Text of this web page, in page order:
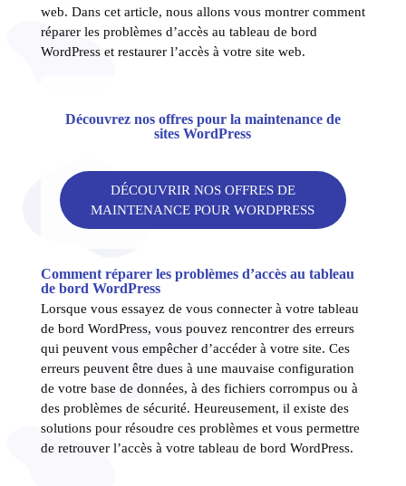
web. Dans cet article, nous allons vous montrer comment
réparer les problèmes d’accès au tableau de bord
WordPress et restaurer l’accès à votre site web.
Découvrez nos offres pour la maintenance de
sites WordPress
DÉCOUVRIR NOS OFFRES DE
MAINTENANCE POUR WORDPRESS
Comment réparer les problèmes d’accès au tableau
de bord WordPress
Lorsque vous essayez de vous connecter à votre tableau
de bord WordPress, vous pouvez rencontrer des erreurs
qui peuvent vous empêcher d’accéder à votre site. Ces
erreurs peuvent être dues à une mauvaise configuration
de votre base de données, à des fichiers corrompus ou à
des problèmes de sécurité. Heureusement, il existe des
solutions pour résoudre ces problèmes et vous permettre
de retrouver l’accès à votre tableau de bord WordPress.